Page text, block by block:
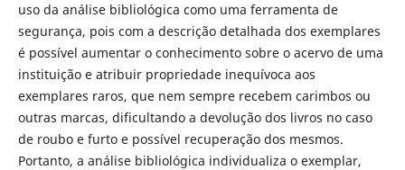
uso da análise bibliológica como uma ferramenta de
segurança, pois com a descrição detalhada dos exemplares
é possível aumentar o conhecimento sobre o acervo de uma
instituição e atribuir propriedade inequívoca aos
exemplares raros, que nem sempre recebem carimbos ou
outras marcas, dificultando a devolução dos livros no caso
de roubo e furto e possível recuperação dos mesmos.
Portanto, a análise bibliológica individualiza o exemplar,